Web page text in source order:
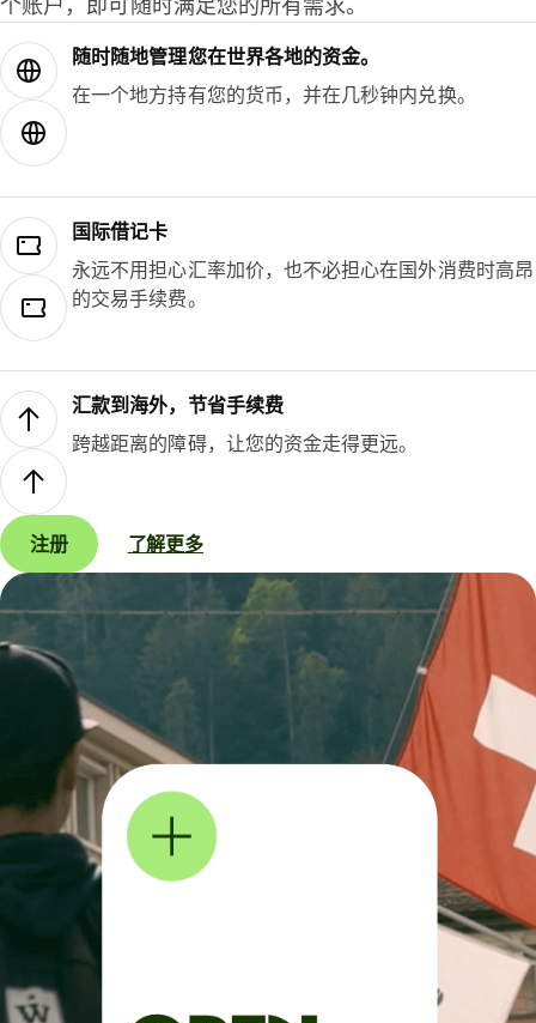
个账户，即可随时满足您的所有需求。
随时随地管理您在世界各地的资金。
在一个地方持有您的货币，并在几秒钟内兑换。
国际借记卡
永远不用担心汇率加价，也不必担心在国外消费时高昂
的交易手续费。
汇款到海外，节省手续费
跨越距离的障碍，让您的资金走得更远。
注册 了解更多